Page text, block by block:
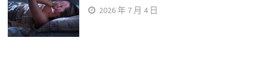
2026 年 7 月 4 日